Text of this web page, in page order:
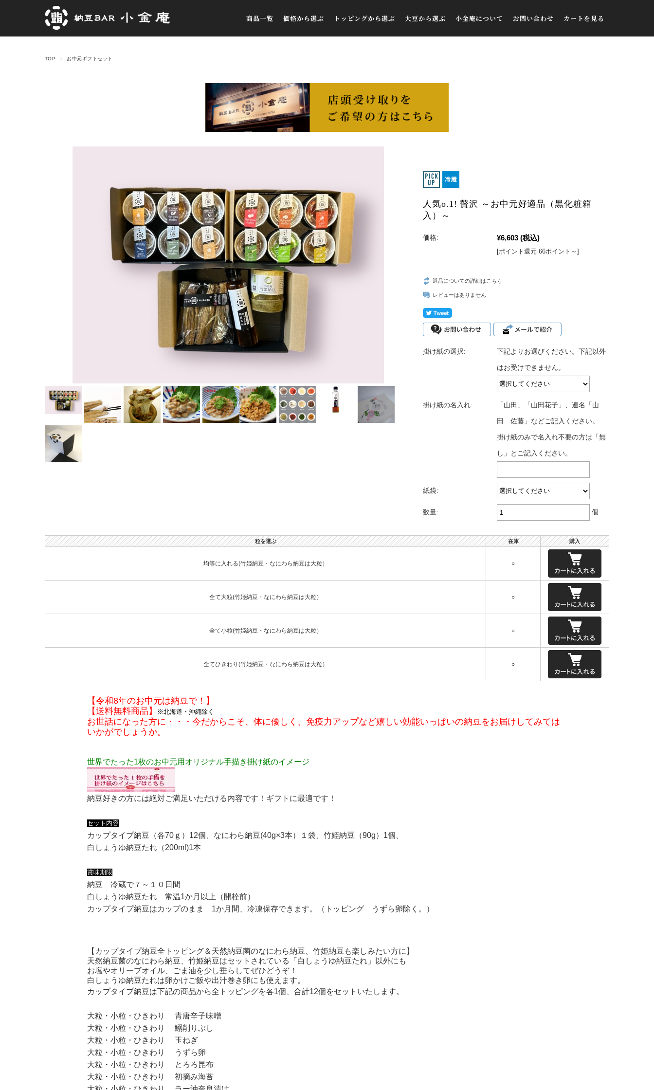
商品一覧
季節のおすすめ
選べる！アソートセット
価格から選ぶ
￥4,000～￥5,000
￥5,000～￥6,000
￥9,000～￥10,000
￥10,000～
トッピングから選ぶ
玉ねぎ
うずら卵
大豆から選ぶ 小金庵について お問い合わせ カートを見る
TOP お中元ギフトセット
人気o.1! 贅沢 ～お中元好適品（黒化粧箱
入）～
価格: ¥6,603 (税込)
[ポイント還元 66ポイント～]
返品についての詳細はこちら
レビューはありません
掛け紙の選択: 下記よりお選びください。下記以外
はお受けできません。
掛け紙の名入れ: 「山田」「山田花子」、連名「山
田 佐藤」などご記入ください。
掛け紙のみで名入れ不要の方は「無
し」とご記入ください。
紙袋:
数量: 個
粒を選ぶ 在庫 購入
均等に入れる(竹姫納豆・なにわら納豆は大粒） ○
全て大粒(竹姫納豆・なにわら納豆は大粒） ○
全て小粒(竹姫納豆・なにわら納豆は大粒） ○
全てひきわり(竹姫納豆・なにわら納豆は大粒） ○
【令和8年のお中元は納豆で！】
【送料無料商品】
※北海道・沖縄除く
お世話になった方に・・・今だからこそ、体に優しく、免疫力アップなど嬉しい効能いっぱいの納豆をお届けしてみては
いかがでしょうか。
世界でたった1枚のお中元用オリジナル手描き掛け紙のイメージ
納豆好きの方には絶対ご満足いただける内容です！ ギフトに最適です！
セット内容
カップタイプ納豆 （各70ｇ） 12個、なにわら納豆(40g×3本）１ 袋、 竹姫納豆（90g） 1個、
白しょうゆ納豆たれ （200ml)1本
賞味期限
納豆 冷蔵で７～１０日間
白しょうゆ納豆たれ 常温1か月以上（開栓前）
カップタイプ納豆はカップのまま 1か月間、冷凍保存できます。（トッピング うずら卵除く。）
【カップタイプ納豆全トッピング＆天然納豆菌のなにわら納豆、竹姫納豆も楽しみたい方に】
天然納豆菌のなにわら納豆、竹姫納豆はセットされている「白しょうゆ納豆たれ」以外にも
お塩やオリーブオイル、ごま油を少し垂らしてぜひどうぞ！
白しょうゆ納豆たれは卵かけご飯や出汁巻き卵にも使えます。
カップタイプ納豆は下記の商品から全トッピングを各1個、 合計12個をセットいたします。
大粒・小粒・ひきわり 青唐辛子味噌
大粒・小粒・ひきわり 鰯削りぶし
大粒・小粒・ひきわり 玉ねぎ
大粒・小粒・ひきわり うずら卵
大粒・小粒・ひきわり とろろ昆布
大粒・小粒・ひきわり 初摘み海苔